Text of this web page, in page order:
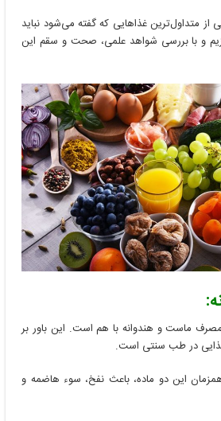
از متداول‌ترین غذاهایی که گفته می‌شود نباید
و با بررسی شواهد علمی، صحت و سقم این
ماست و هندوانه با هم است. این باور بر
غذایی در طب سنتی است.
این دو ماده، باعث نفخ، سوء هاضمه و